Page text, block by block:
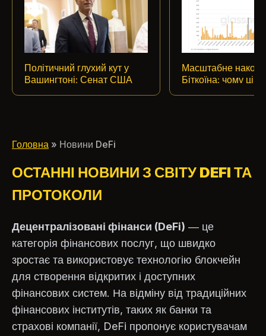
Політичний глухий кут у
Вашингтоні: Сенат США
Масштабне
Біткоїна: чому
Головна » Новини DeFi
ОСТАННІ НОВИНИ З СВІТУ DEFI ТА
ПРОТОКОЛИ
Децентралізовані фінанси (DeFi) — це
категорія фінансових послуг, що швидко
зростає та використовує технологію блокчейн
для створення відкритих і доступних
фінансових систем. На відміну від традиційних
фінансових інститутів, таких як банки та
страхові компанії, DeFi пропонує користувачам